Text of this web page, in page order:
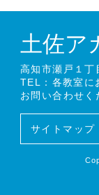
土佐ア
高知市瀬戸１丁
TEL：各教室
お問い合わせく
サイトマップ